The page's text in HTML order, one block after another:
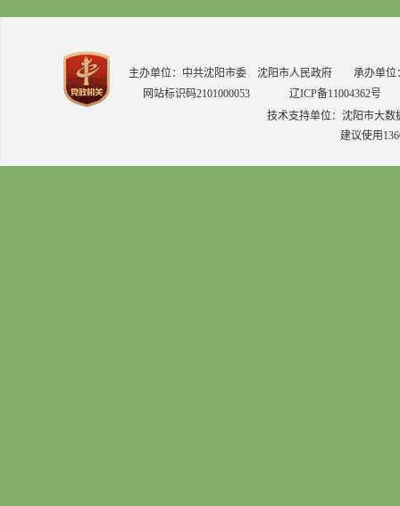
主办单位：中共沈阳市委 沈阳市人民政府 承办单位
网站标识码2101000053
辽ICP备11004362号
技术支持单位：沈阳市大
建议使用